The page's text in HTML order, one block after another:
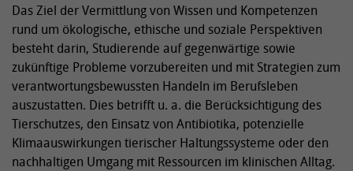
Das Ziel der Vermittlung von Wissen und Kompetenzen
rund um ökologische, ethische und soziale Perspektiven
besteht darin, Studierende auf gegenwärtige sowie
zukünftige Probleme vorzubereiten und mit Strategien zum
verantwortungsbewussten Handeln im Berufsleben
auszustatten. Dies betrifft u. a. die Berücksichtigung des
Tierschutzes, den Einsatz von Antibiotika, potenzielle
Klimaauswirkungen tierischer Haltungssysteme oder den
nachhaltigen Umgang mit Ressourcen im klinischen Alltag.